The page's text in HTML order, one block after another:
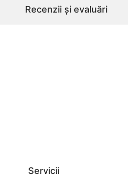
Recenzii și evaluări
Servicii